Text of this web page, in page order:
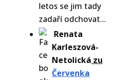
letos se jim tady
zadaří odchovat...
Renata
Karleszová-
Netolická zu
Červenka